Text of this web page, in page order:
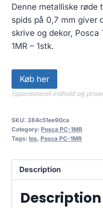
Denne metalliske
spids på 0,7 mm giver
skrive og dekor, Posca
1MR – 1stk.
Køb her
(sponsoreret indhold og
SKU: 384c51ee90ca
Category: Posca PC-1MR
Tags: los, Posca PC-1MR
Description
Description